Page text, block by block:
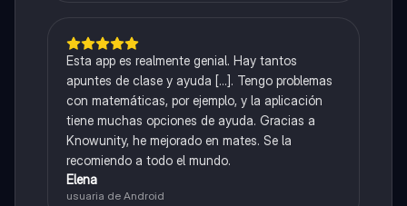
Esta app es realmente genial. Hay tantos
apuntes de clase y ayuda [...]. Tengo problemas
con matemáticas, por ejemplo, y la aplicación
tiene muchas opciones de ayuda. Gracias a
Knowunity, he mejorado en mates. Se la
recomiendo a todo el mundo.
Elena
usuaria de Android